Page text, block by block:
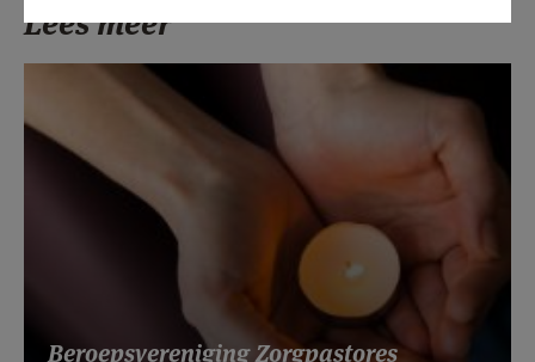
Lees meer
Beroepsvereniging Zorgpastores